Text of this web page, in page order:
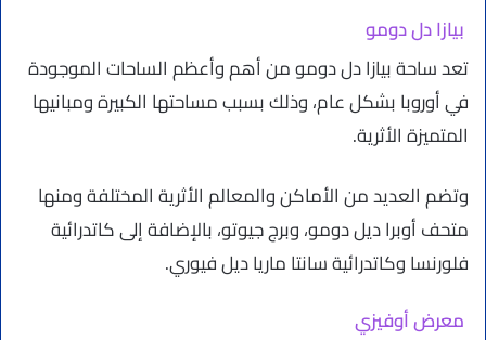
بيازا دل دومو
تعد ساحة بيازا دل دومو من أهم وأعظم الساحات الموجودة
في أوروبا بشكل عام، وذلك بسبب مساحتها الكبيرة ومبانيها
المتميزة الأثرية.
وتضم العديد من الأماكن والمعالم الأثرية المختلفة ومنها
متحف أوبرا ديل دومو، وبرج جيوتو، بالإضافة إلى كاتدرائية
فلورنسا وكاتدرائية سانتا ماريا ديل فيوري.
معرض أوفيزي